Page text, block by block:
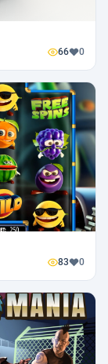
66 0
83 0